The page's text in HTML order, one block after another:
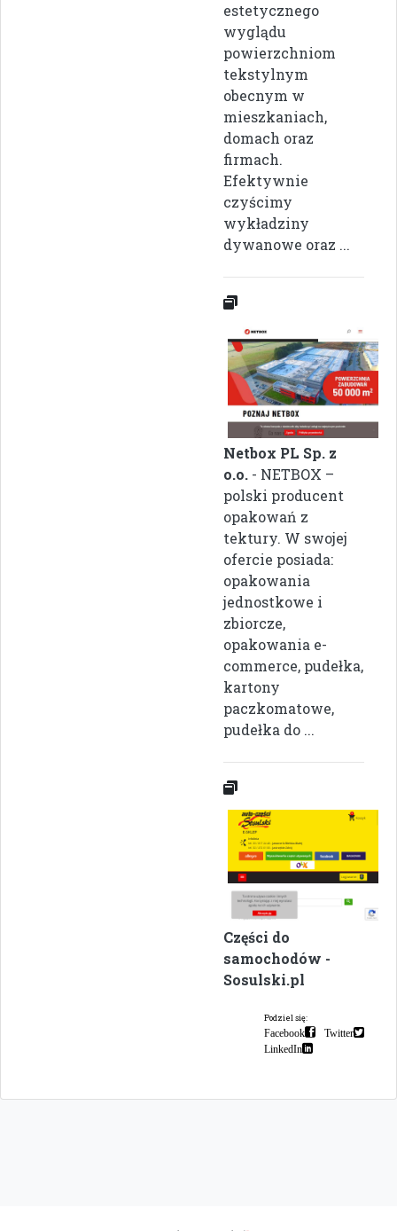
estetycznego
wyglądu
powierzchniom
tekstylnym
obecnym w
mieszkaniach,
domach oraz
firmach.
Efektywnie
czyścimy
wykładziny
dywanowe oraz ...
Netbox PL Sp. z
o.o. - NETBOX –
polski producent
opakowań z
tektury. W swojej
ofercie posiada:
opakowania
jednostkowe i
zbiorcze,
opakowania e-
commerce, pudełka,
kartony
paczkomatowe,
pudełka do ...
Części do
samochodów -
Sosulski.pl
Podziel się:
Facebook
Twitter
LinkedIn